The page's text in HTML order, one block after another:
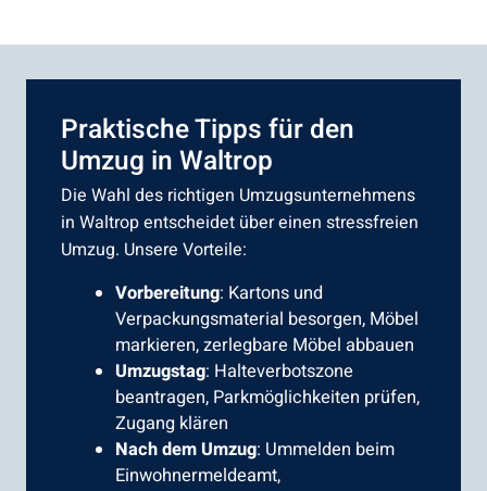
Praktische Tipps für den
Umzug in Waltrop
Die Wahl des richtigen Umzugsunternehmens
in Waltrop entscheidet über einen stressfreien
Umzug. Unsere Vorteile:
Vorbereitung: Kartons und
Verpackungsmaterial besorgen, Möbel
markieren, zerlegbare Möbel abbauen
Umzugstag: Halteverbotszone
beantragen, Parkmöglichkeiten prüfen,
Zugang klären
Nach dem Umzug: Ummelden beim
Einwohnermeldeamt,